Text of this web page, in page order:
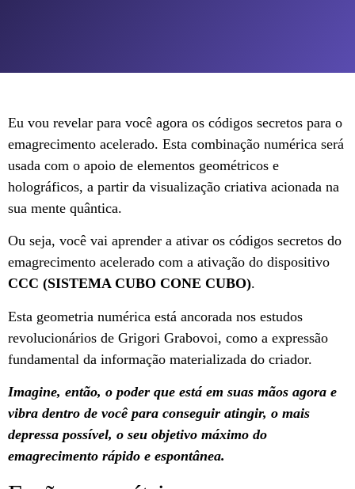
Eu vou revelar para você agora os códigos secretos para o
emagrecimento acelerado. Esta combinação numérica será
usada com o apoio de elementos geométricos e
holográficos, a partir da visualização criativa acionada na
sua mente quântica.
Ou seja, você vai aprender a ativar os códigos secretos do
emagrecimento acelerado com a ativação do dispositivo
CCC (SISTEMA CUBO CONE CUBO).
Esta geometria numérica está ancorada nos estudos
revolucionários de Grigori Grabovoi, como a expressão
fundamental da informação materializada do criador.
Imagine, então, o poder que está em suas mãos agora e
vibra dentro de você para conseguir atingir, o mais
depressa possível, o seu objetivo máximo do
emagrecimento rápido e espontânea.